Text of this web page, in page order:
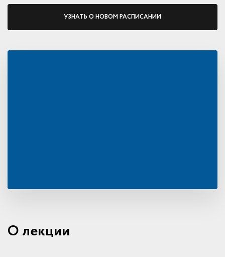
УЗНАТЬ О НОВОМ РАСПИСАНИИ
О лекции